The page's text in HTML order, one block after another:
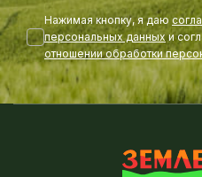
Нажимая кнопку, я даю
персональных данныхи
отношении обработки